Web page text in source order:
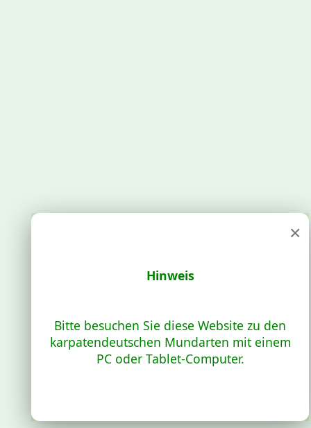
×
Hinweis
Bitte besuchen Sie diese Website zu den
karpatendeutschen Mundarten mit einem
PC oder Tablet-Computer.